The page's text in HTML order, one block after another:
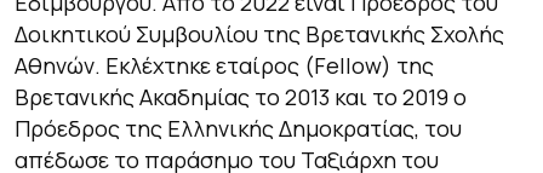
Δοικητικού Συμβουλίου της Βρετανικής Σχολής
Αθηνών. Εκλέχτηκε εταίρος (Fellow) της
Βρετανικής Ακαδημίας το 2013 και το 2019 ο
Πρόεδρος της Ελληνικής Δημοκρατίας, του
απέδωσε το παράσημο του Ταξιάρχη του